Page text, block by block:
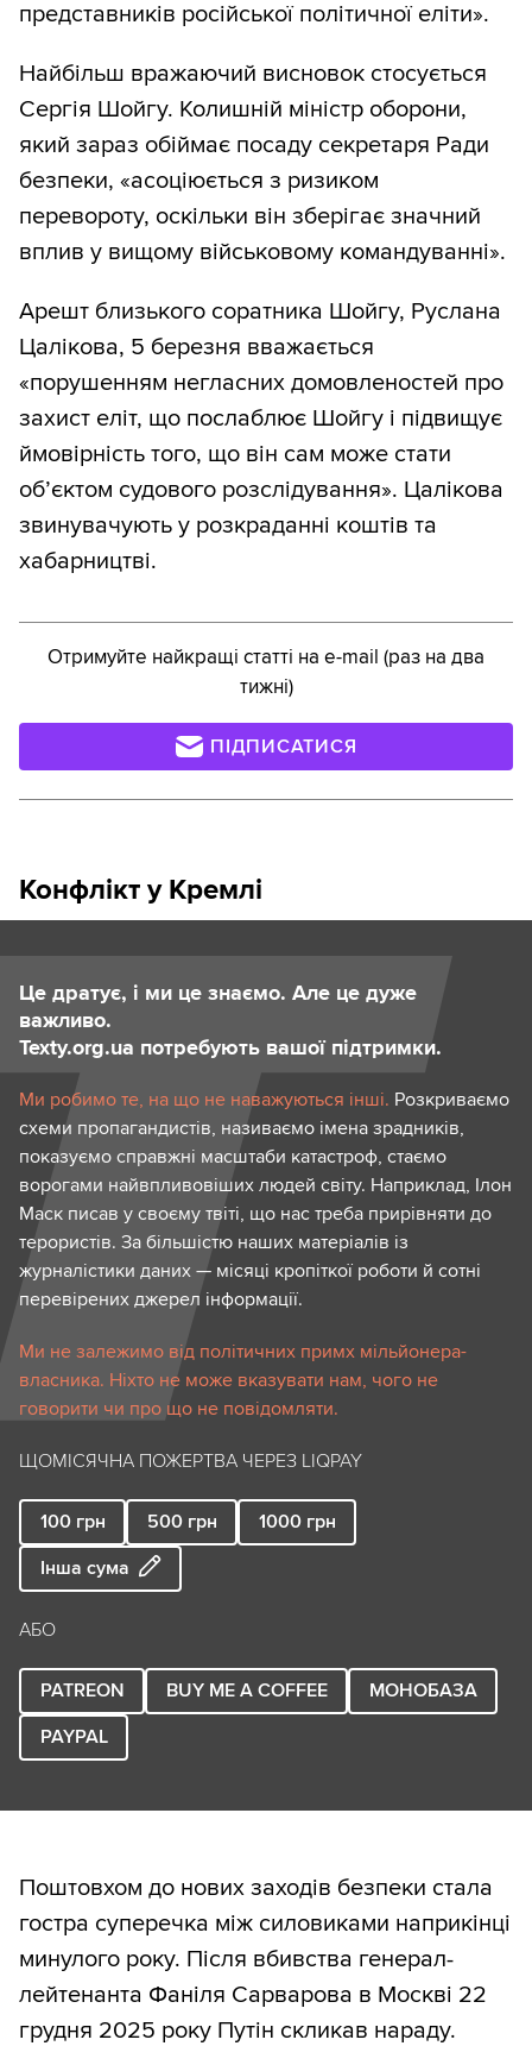
представників російської політичної еліти».
Найбільш вражаючий висновок стосується
Сергія Шойгу. Колишній міністр оборони,
який зараз обіймає посаду секретаря Ради
безпеки, «асоціюється з ризиком
перевороту, оскільки він зберігає значний
вплив у вищому військовому командуванні».
Арешт близького соратника Шойгу, Руслана
Цалікова, 5 березня вважається
«порушенням негласних домовленостей про
захист еліт, що послаблює Шойгу і підвищує
ймовірність того, що він сам може стати
об’єктом судового розслідування». Цалікова
звинувачують у розкраданні коштів та
хабарництві.
Отримуйте найкращі статті на e-mail (раз на два
тижні)
ПІДПИСАТИСЯ
Конфлікт у Кремлі
Це дратує, і ми це знаємо. Але це дуже
важливо.
Texty.org.ua потребують вашої підтримки.
Ми робимо те, на що не наважуються інші. Розкриваємо
схеми пропагандистів, називаємо імена зрадників,
показуємо справжні масштаби катастроф, стаємо
ворогами найвпливовіших людей світу. Наприклад, Ілон
Маск писав у своєму твіті, що нас треба прирівняти до
терористів. За більшістю наших матеріалів із
журналістики даних — місяці кропіткої роботи й сотні
перевірених джерел інформації.
Ми не залежимо від політичних примх мільйонера-
власника. Ніхто не може вказувати нам, чого не
говорити чи про що не повідомляти.
ЩОМІСЯЧНА ПОЖЕРТВА ЧЕРЕЗ LIQPAY
100 грн 500 грн 1000 грн
Інша сума
АБО
PATREON BUY ME A COFFEE
МОНОБАЗА
PAYPAL
Поштовхом до нових заходів безпеки стала
гостра суперечка між силовиками наприкінці
минулого року. Після вбивства генерал-
лейтенанта Фаніля Сарварова в Москві 22
грудня 2025 року Путін скликав нараду.